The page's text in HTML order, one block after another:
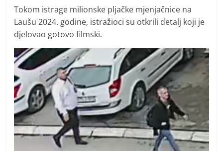
Tokom istrage milionske pljačke mjenjačnice na
Laušu 2024. godine, istražioci su otkrili detalj koji je
djelovao gotovo filmski.